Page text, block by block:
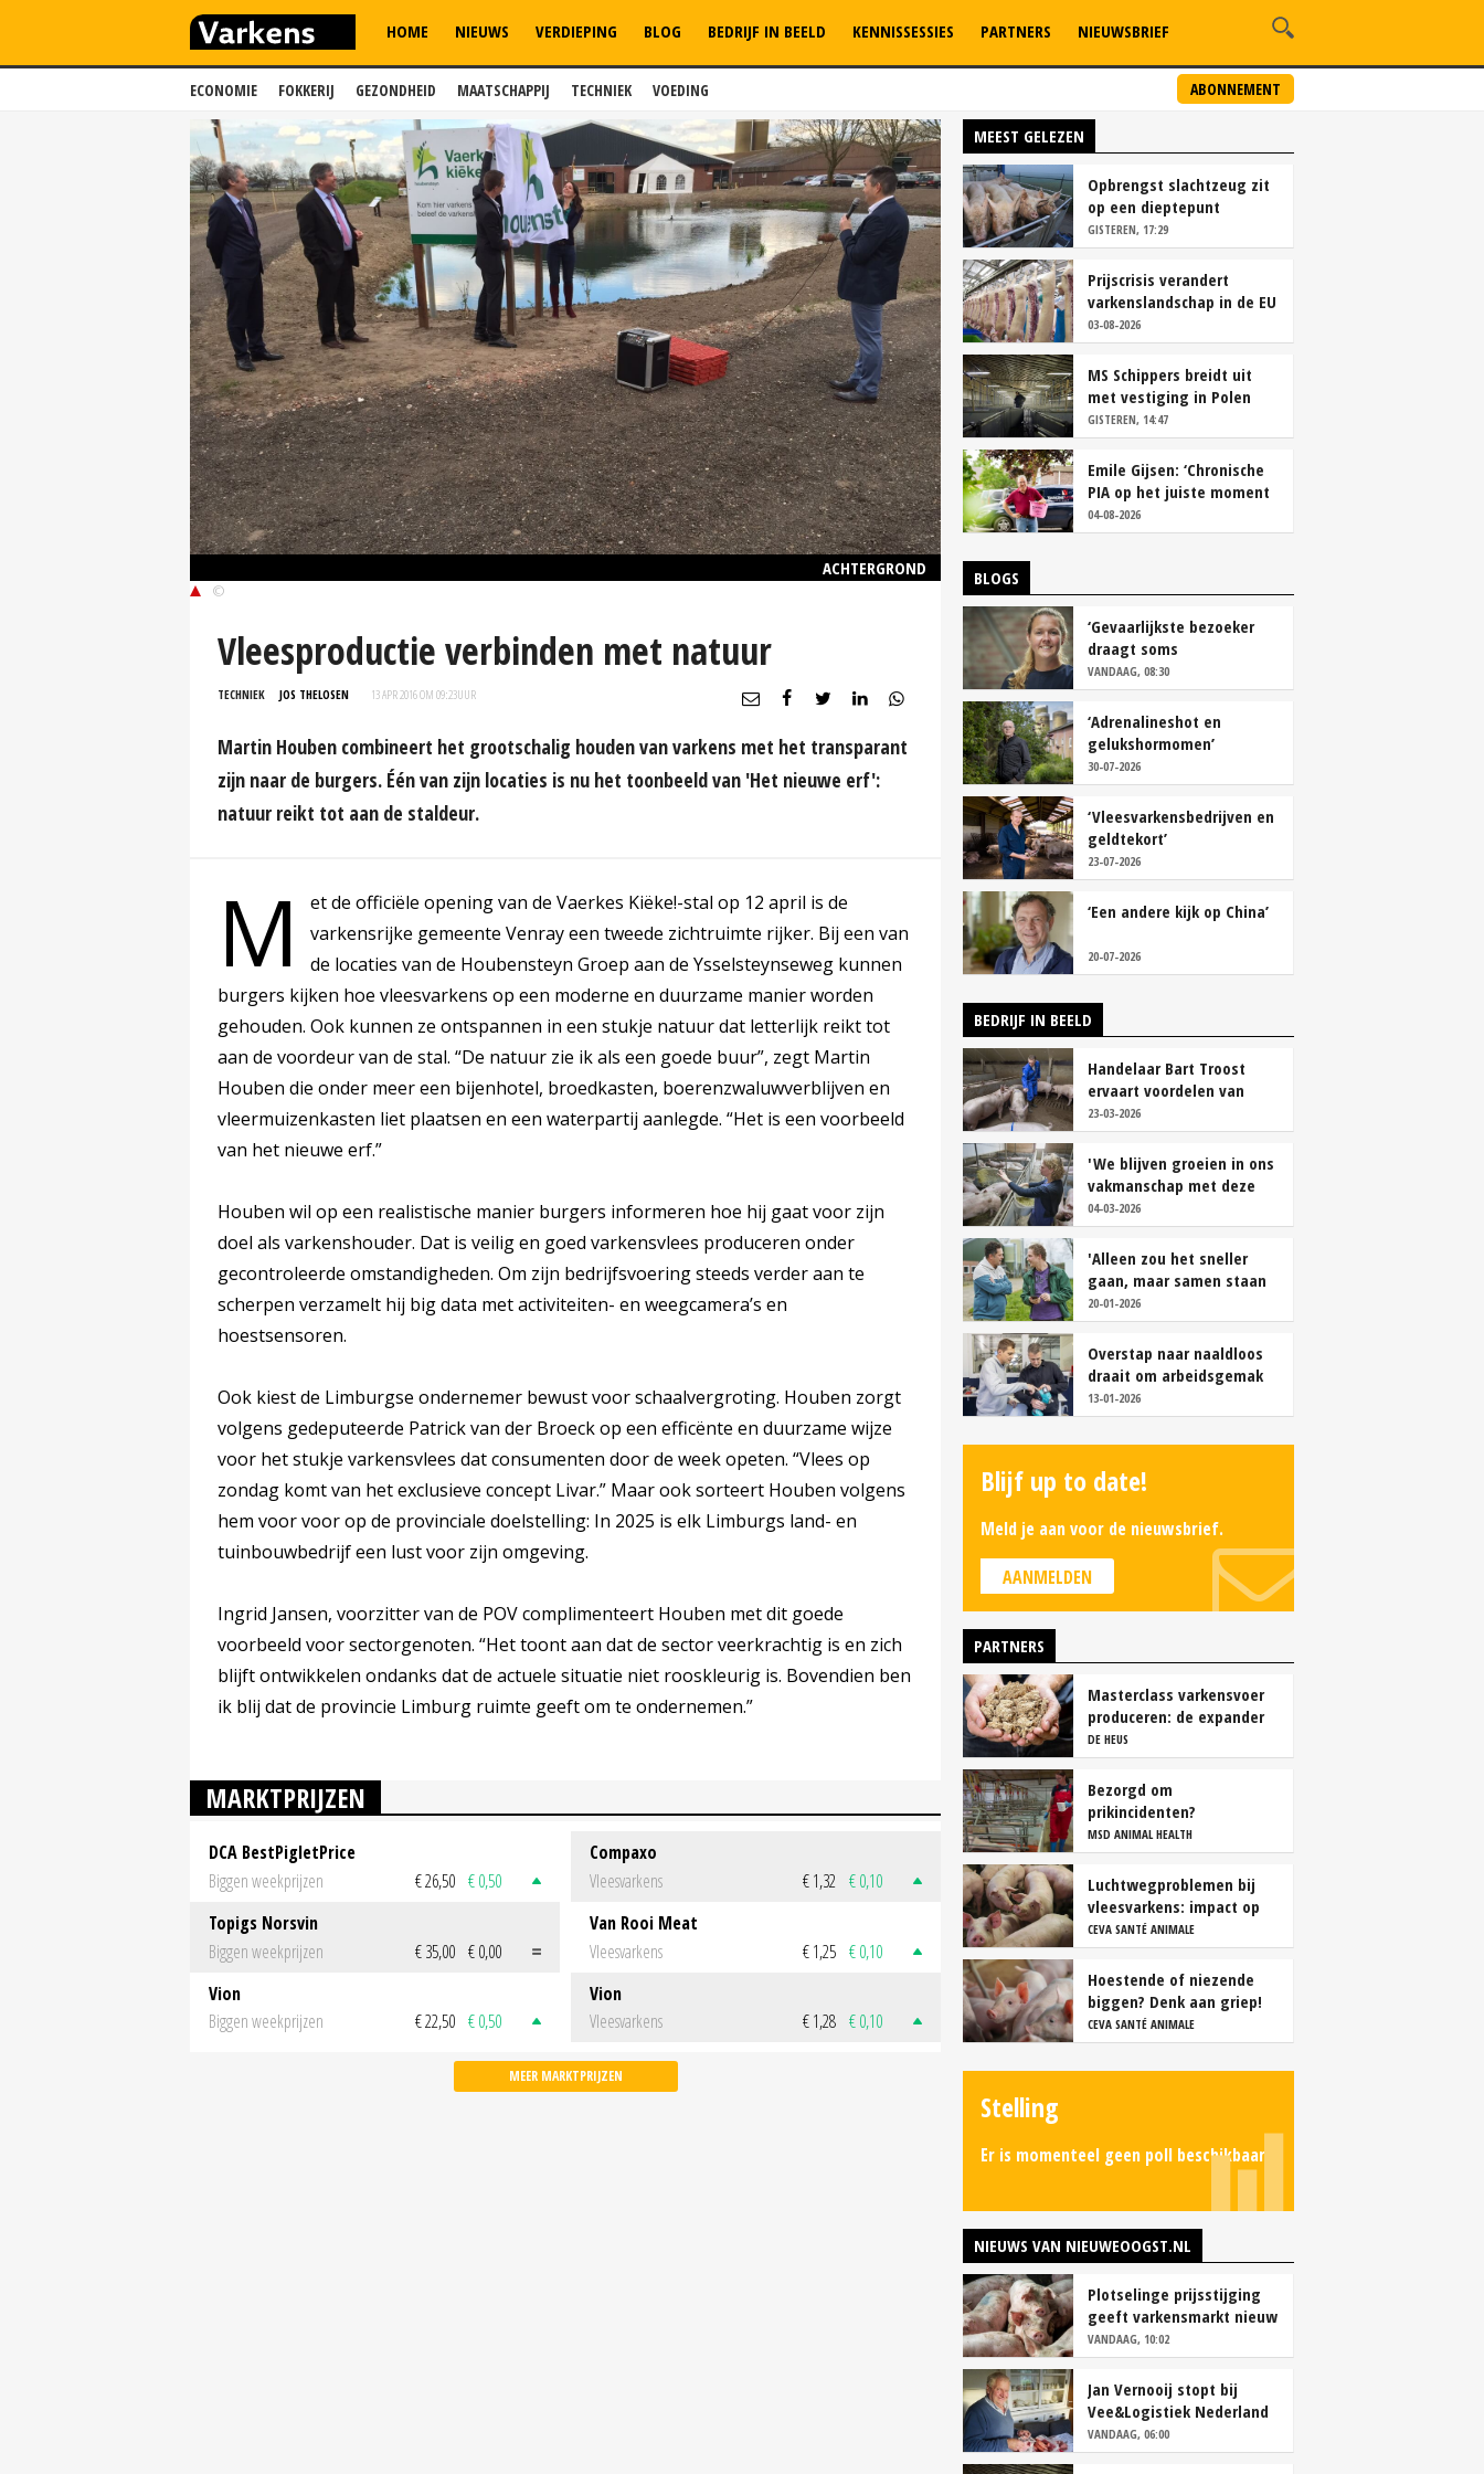
ECONOMIE FOKKERIJ GEZONDHEID MAATSCHAPPIJ TECHNIEK VOEDING ABONNEMENT
HOME NIEUWS VERDIEPING BLOG BEDRIJF IN BEELD KENNISSESSIES PARTNERS NIEUWSBRIEF
ACHTERGROND
©
Vleesproductie verbinden met natuur
TECHNIEK JOS THELOSEN 13 APR 2016 OM 09:23UUR
Martin Houben combineert het grootschalig houden van varkens met het transparant
zijn naar de burgers. Één van zijn locaties is nu het toonbeeld van 'Het nieuwe erf':
natuur reikt tot aan de staldeur.
M
et de officiële opening van de Vaerkes Kiëke!-stal op 12 april is de
varkensrijke gemeente Venray een tweede zichtruimte rijker. Bij een van
de locaties van de Houbensteyn Groep aan de Ysselsteynseweg kunnen
burgers kijken hoe vleesvarkens op een moderne en duurzame manier worden
gehouden. Ook kunnen ze ontspannen in een stukje natuur dat letterlijk reikt tot
aan de voordeur van de stal. “De natuur zie ik als een goede buur”, zegt Martin
Houben die onder meer een bijenhotel, broedkasten, boerenzwaluwverblijven en
vleermuizenkasten liet plaatsen en een waterpartij aanlegde. “Het is een voorbeeld
van het nieuwe erf.”
Houben wil op een realistische manier burgers informeren hoe hij gaat voor zijn
doel als varkenshouder. Dat is veilig en goed varkensvlees produceren onder
gecontroleerde omstandigheden. Om zijn bedrijfsvoering steeds verder aan te
scherpen verzamelt hij big data met activiteiten- en weegcamera’s en
hoestsensoren.
Ook kiest de Limburgse ondernemer bewust voor schaalvergroting. Houben zorgt
volgens gedeputeerde Patrick van der Broeck op een efficënte en duurzame wijze
voor het stukje varkensvlees dat consumenten door de week opeten. “Vlees op
zondag komt van het exclusieve concept Livar.” Maar ook sorteert Houben volgens
hem voor voor op de provinciale doelstelling: In 2025 is elk Limburgs land- en
tuinbouwbedrijf een lust voor zijn omgeving.
Ingrid Jansen, voorzitter van de POV complimenteert Houben met dit goede
voorbeeld voor sectorgenoten. “Het toont aan dat de sector veerkrachtig is en zich
blijft ontwikkelen ondanks dat de actuele situatie niet rooskleurig is. Bovendien ben
ik blij dat de provincie Limburg ruimte geeft om te ondernemen.”
MARKTPRIJZEN
DCA BestPigletPrice
Biggen weekprijzen
€ 26,50 € 0,50
Topigs Norsvin
Biggen weekprijzen
€ 35,00 € 0,00
Vion
Biggen weekprijzen
€ 22,50 € 0,50
Compaxo
Vleesvarkens
€ 1,32 € 0,10
Van Rooi Meat
Vleesvarkens
€ 1,25 € 0,10
Vion
Vleesvarkens
€ 1,28 € 0,10
MEER MARKTPRIJZEN
MEEST GELEZEN
Opbrengst slachtzeug zit
op een dieptepunt
GISTEREN, 17:29
Prijscrisis verandert
varkenslandschap in de EU
rap
03-08-2026
MS Schippers breidt uit
met vestiging in Polen
GISTEREN, 14:47
Emile Gijsen: ‘Chronische
PIA op het juiste moment
tackelen’
04-08-2026
BLOGS
‘Gevaarlijkste bezoeker
draagt soms
overschoenen’
VANDAAG, 08:30
‘Adrenalineshot en
gelukshormomen’
30-07-2026
‘Vleesvarkensbedrijven en
geldtekort’
23-07-2026
‘Een andere kijk op China’
20-07-2026
BEDRIJF IN BEELD
Handelaar Bart Troost
ervaart voordelen van
coöperatieve voerfusie
23-03-2026
'We blijven groeien in ons
vakmanschap met deze
teamaanpak'
04-03-2026
'Alleen zou het sneller
gaan, maar samen staan
we stukken sterker'
20-01-2026
Overstap naar naaldloos
draait om arbeidsgemak
en diervriendelijkheid
13-01-2026
Blijf up to date!
Meld je aan voor de nieuwsbrief.
AANMELDEN
PARTNERS
Masterclass varkensvoer
produceren: de expander
DE HEUS
Bezorgd om
prikincidenten?
MSD ANIMAL HEALTH
Luchtwegproblemen bij
vleesvarkens: impact op
karkas- en vleeskwaliteit
CEVA SANTÉ ANIMALE
Hoestende of niezende
biggen? Denk aan griep!
CEVA SANTÉ ANIMALE
Stelling
Er is momenteel geen poll beschikbaar.
NIEUWS VAN NIEUWEOOGST.NL
Plotselinge prijsstijging
geeft varkensmarkt nieuw
perspectief
VANDAAG, 10:02
Jan Vernooij stopt bij
Vee&Logistiek Nederland
VANDAAG, 06:00